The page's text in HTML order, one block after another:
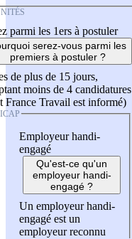
parmi les 1ers à postuler
serez-vous parmi les
premiers à postuler ?
de plus de 15 jours,
moins de 4 candidatures
France Travail est informé)
Employeur handi-
engagé
Qu'est-ce qu'un
employeur handi-
engagé ?
Un employeur handi-
engagé est un
employeur reconnu